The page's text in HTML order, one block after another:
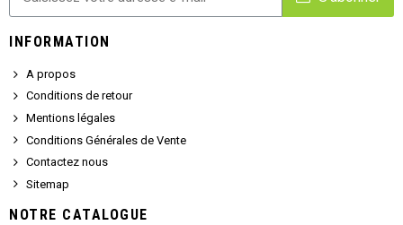
INFORMATION
A propos
Conditions de retour
Mentions légales
Conditions Générales de Vente
Contactez nous
Sitemap
NOTRE CATALOGUE